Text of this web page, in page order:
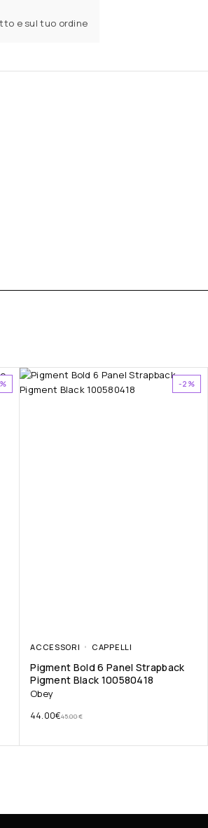
e sul tuo ordine
-2%
ACCESSORI CAPPELLI
Pigment Bold 6 Panel Strapback
Pigment Black 100580418
Obey
45.00€
44.00€